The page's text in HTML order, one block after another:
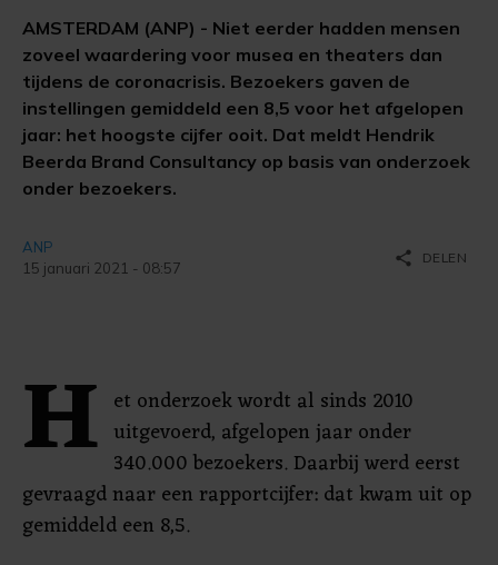
AMSTERDAM (ANP) - Niet eerder hadden mensen
zoveel waardering voor musea en theaters dan
tijdens de coronacrisis. Bezoekers gaven de
instellingen gemiddeld een 8,5 voor het afgelopen
jaar: het hoogste cijfer ooit. Dat meldt Hendrik
Beerda Brand Consultancy op basis van onderzoek
onder bezoekers.
ANP
15 januari 2021 - 08:57
share DELEN
H et onderzoek wordt al sinds 2010
uitgevoerd, afgelopen jaar onder
340.000 bezoekers. Daarbij werd eerst
gevraagd naar een rapportcijfer: dat kwam uit op
gemiddeld een 8,5.